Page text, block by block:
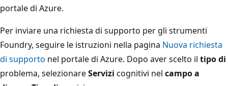
portale di Azure.
Per inviare una richiesta di supporto per gli strumenti
Foundry, seguire le istruzioni nella pagina Nuova richiesta
di supporto nel portale di Azure. Dopo aver scelto il tipo di
problema, selezionareServizi cognitivi nel campo a